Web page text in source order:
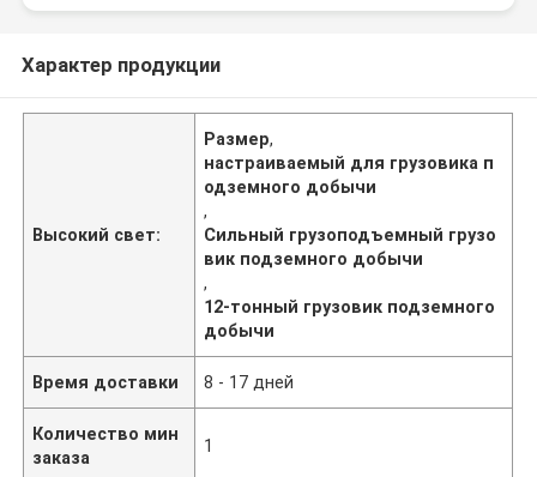
Характер продукции
Высокий свет:
Размер,
настраиваемый для грузовика п
одземного добычи
,
Сильный грузоподъемный грузо
вик подземного добычи
,
12-тонный грузовик подземного
добычи
Время доставки 8 - 17 дней
Количество мин
заказа
1